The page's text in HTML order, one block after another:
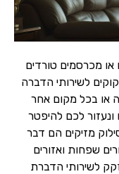
או מכרסמים טורדים
לשירותי הדברה
או בכל מקום אחר
ונעזור לכם להיפטר
מזיקים הם דבר
שפחות ואזורים
לשירותי הדברת